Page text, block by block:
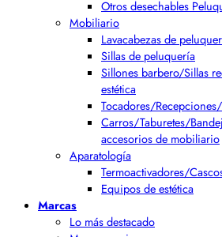
Otros desechables
Mobiliario
Lavacabezas de
Sillas de peluquería
Sillones barbero/Sillas
estética
Tocadores/
Carros/Taburetes/
accesorios de mobiliario
Aparatología
Termoactivadores/
Equipos de estética
Marcas
Lo más destacado